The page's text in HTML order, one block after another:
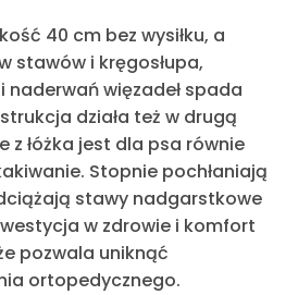
40 cm bez wysiłku, a
stawów i kręgosłupa,
więzadeł spada
działa też w drugą
z łóżka jest dla psa równie
Stopnie pochłaniają
stawy nadgarstkowe
w zdrowie i komfort
pozwala uniknąć
ortopedycznego.